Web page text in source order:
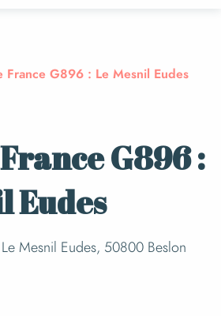
France G896 : Le Mesnil Eudes
G896 :
Eudes
Mesnil Eudes, 50800 Beslon